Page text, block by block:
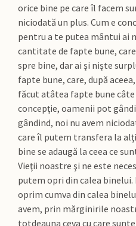
orice bine pe care îl facem
niciodată un plus. Cum e
pentru a te putea mântui ai
cantitate de fapte bune,
spre bine, dar ai şi nişte
fapte bune, care, după
făcut atâtea fapte bune
concepţie, oamenii pot
gândind, noi nu avem
care îl putem transfera la
bine se adaugă la ceea ce
Vieţii noastre şi ne este
putem opri din calea
oprim cumva din calea
avem, prin mărginirile
totdeauna ceva cu care